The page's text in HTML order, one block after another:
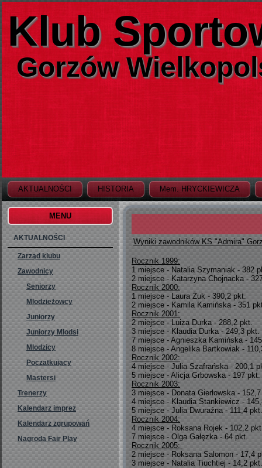
Klub
Gorzów
AKTUALNOŚCI HISTORIA Mem. HRYCKIEWICZA
MENU
AKTUALNOŚCI
Zarząd klubu
Zawodnicy
Seniorzy
Mlodzieżowcy
Juniorzy
Juniorzy Mlodsi
Mlodzicy
Poczatkujacy
Mastersi
Trenerzy
Kalendarz imprez
Kalendarz zgrupowań
Nagroda Fair Play
Wyniki zawodników KS "Admira"
Rocznik 1999:
1 miejsce - Natalia Szymaniak - 382
2 miejsce - Katarzyna Chojnacka -
Rocznik 2000:
1 miejsce - Laura Żuk - 390,2 pkt.
2 miejsce - Kamila Kamińska - 351
Rocznik 2001:
2 miejsce - Luiza Durka - 288,2 pkt.
3 miejsce - Klaudia Durka - 249,3 pkt.
7 miejsce - Agnieszka Kamińska -
8 miejsce - Angelika Bartkowiak -
Rocznik 2002:
4 miejsce - Julia Szafrańska - 200,1
5 miejsce - Alicja Grbowska - 197 pkt.
Rocznik 2003:
3 miejsce - Donata Gierłowska -
4 miejsce - Klaudia Stankiewicz -
5 miejsce - Julia Dwuraźna - 111,4 pkt.
Rocznik 2004:
4 miejsce - Roksana Rojek - 102,2
7 miejsce - Olga Gałęzka - 64 pkt.
Rocznik 2005:
2 miejsce - Roksana Salomon - 17,4
3 miejsce - Natalia Tiuchtiej - 14,2 pkt.